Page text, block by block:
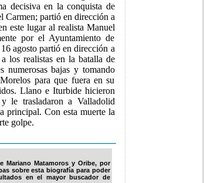
decisiva en la conquista de
Carmen; partió en dirección a
este lugar al realista Manuel
por el Ayuntamiento de
agosto partió en dirección a
los realistas en la batalla de
numerosas bajas y tomando
para que fuera en su
Llano e Iturbide hicieron
le trasladaron a Valladolid
principal. Con esta muerte la
golpe.
Mariano Matamoros y Oribe, por
sobre esta biografía para poder
en el mayor buscador de